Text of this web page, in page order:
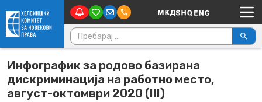
Skip to content Main Navigation
Пребарувај за:
Инфографик за родово базирана
дискриминација на работно место,
август-октомври 2020 (III)